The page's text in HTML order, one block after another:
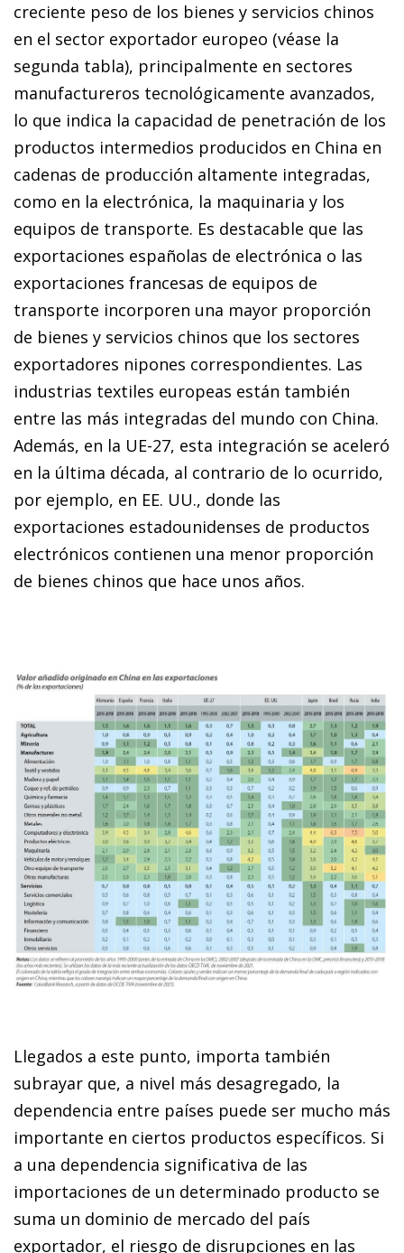
creciente peso de los bienes y servicios chinos
en el sector exportador europeo (véase la
segunda tabla), principalmente en sectores
manufactureros tecnológicamente avanzados,
lo que indica la capacidad de penetración de los
productos intermedios producidos en China en
cadenas de producción altamente integradas,
como en la electrónica, la maquinaria y los
equipos de transporte. Es destacable que las
exportaciones españolas de electrónica o las
exportaciones francesas de equipos de
transporte incorporen una mayor proporción
de bienes y servicios chinos que los sectores
exportadores nipones correspondientes. Las
industrias textiles europeas están también
entre las más integradas del mundo con China.
Además, en la UE-27, esta integración se aceleró
en la última década, al contrario de lo ocurrido,
por ejemplo, en EE. UU., donde las
exportaciones estadounidenses de productos
electrónicos contienen una menor proporción
de bienes chinos que hace unos años.
Llegados a este punto, importa también
subrayar que, a nivel más desagregado, la
dependencia entre países puede ser mucho más
importante en ciertos productos específicos. Si
a una dependencia significativa de las
importaciones de un determinado producto se
suma un dominio de mercado del país
exportador, el riesgo de disrupciones en las